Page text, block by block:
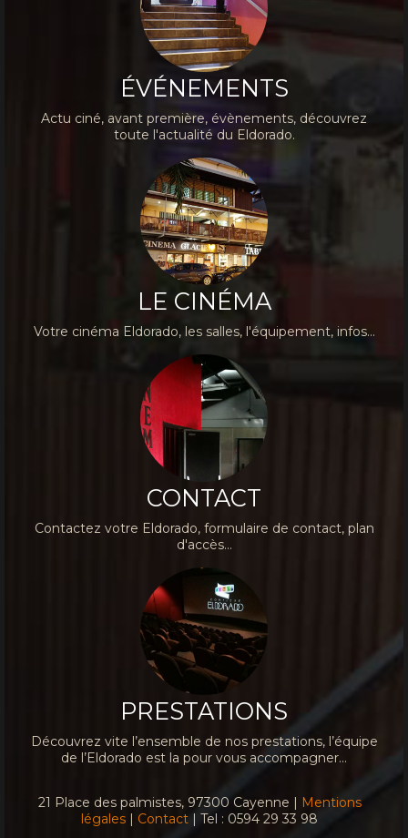
ÉVÉNEMENTS
Actu ciné, avant première, évènements, découvrez
toute l'actualité du Eldorado.
LE CINÉMA
Votre cinéma Eldorado, les salles, l'équipement, infos...
CONTACT
Contactez votre Eldorado, formulaire de contact, plan
d'accès...
PRESTATIONS
Découvrez vite l’ensemble de nos prestations, l’équipe
de l’Eldorado est la pour vous accompagner...
21 Place des palmistes, 97300 Cayenne |
Mentions
légales
Contact | Tel : 0594 29 33 98